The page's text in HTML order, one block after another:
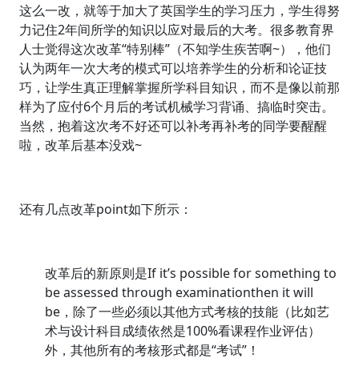
这么一改，就等于加大了英国学生的学习压力，学生得努
力记住2年间所学的知识以应对最后的大考。很多教育界
人士觉得这次改革“特别棒”（不知学生疾苦啊~），他们
认为两年一次大考的模式可以培养学生的分析和论证技
巧，让学生真正理解掌握所学科目知识，而不是像以前那
样为了应付6个月后的考试机械学习背诵、搞临时突击。
当然，抱着这次考不好还可以补考再补考的同学要醒醒
啦，改革后基本没戏~
还有几点改革point如下所示：
改革后的新原则是If it’s possible for something to
be assessed through examinationthen it will
be，除了一些必须以其他方式考核的技能（比如艺
术与设计科目成绩依然是100%看课程作业评估）
外，其他所有的考核形式都是“考试”！